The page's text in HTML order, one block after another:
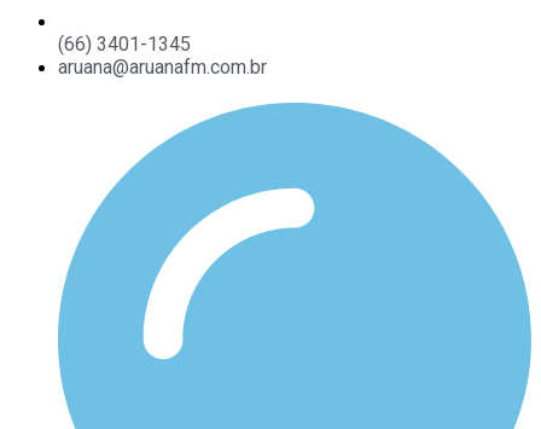
(66) 3401-1345
aruana@aruanafm.com.br